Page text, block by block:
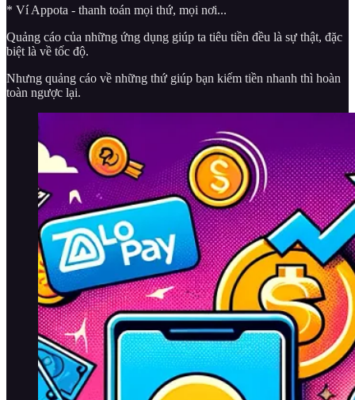
* Ví Appota - thanh toán mọi thứ, mọi nơi...
Quảng cáo của những ứng dụng giúp ta tiêu tiền đều là sự thật, đặc
biệt là về tốc độ.
Nhưng quảng cáo về những thứ giúp bạn kiếm tiền nhanh thì hoàn
toàn ngược lại.